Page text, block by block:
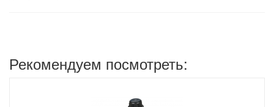
Рекомендуем посмотреть: